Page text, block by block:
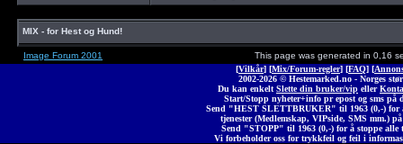
MIX - for Hest og Hund!
Image Forum 2001
This page was generated in 0,16
[Vilkår] [Mix/Forum-regler] [FAQ] [
2002-2026 © Hestemarked.no - Norges
Du kan enkelt Slette din bruker/vip eller
Start/Stopp nyheter+info pr epost og sms på
Send "HEST SLETTBRUKER" til 1963 (0,-) for
tjenester (Medlemskap, VIPside, SMS mm.)
Send "STOPP" til 1963 (0,-) for å stoppe alle
Vi forbeholder oss for trykkfeil og feil i